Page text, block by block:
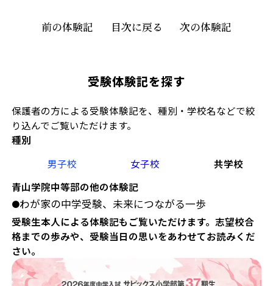
受験体験記を探す
保護者の方による受験体験記を、種別・学校名などで絞
り込んでご覧いただけます。
種別
男子校
女子校
共学校
青山学院中等部の他の体験記
●わが家の中学受験、未来につながる一歩
受験生本人による体験記もご覧いただけます。志望校合
格までの歩みや、受験当日の思いをあわせてお読みくだ
さい。
前の体験記 目次に戻る 次の体験記